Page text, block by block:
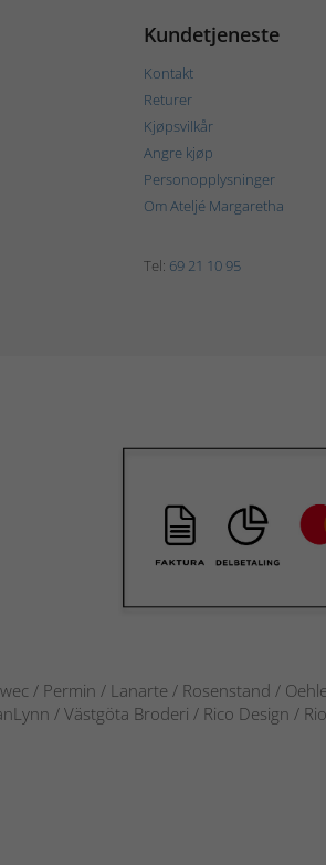
Kundetjeneste
Kontakt
Returer
Kjøpsvilkår
Angre kjøp
Personopplysninger
Om Ateljé Margaretha
Tel: 69 21 10 95
/ Permin / Lanarte / Rosenstand /
/ Västgöta Broderi / Rico Design /